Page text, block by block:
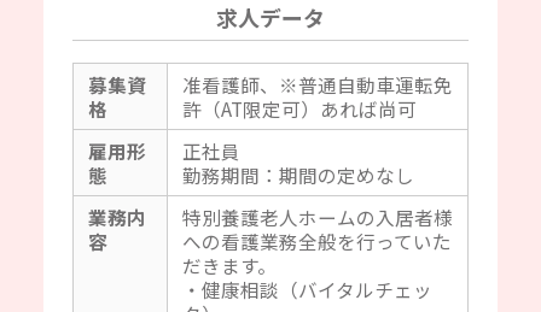
求人データ
募集資
格
准看護師、※普通自動車運転免
許（AT限定可）あれば尚可
雇用形
態
正社員
勤務期間：期間の定めなし
業務内
容
特別養護老人ホームの入居者様
への看護業務全般を行っていた
だきます。
・健康相談（バイタルチェッ